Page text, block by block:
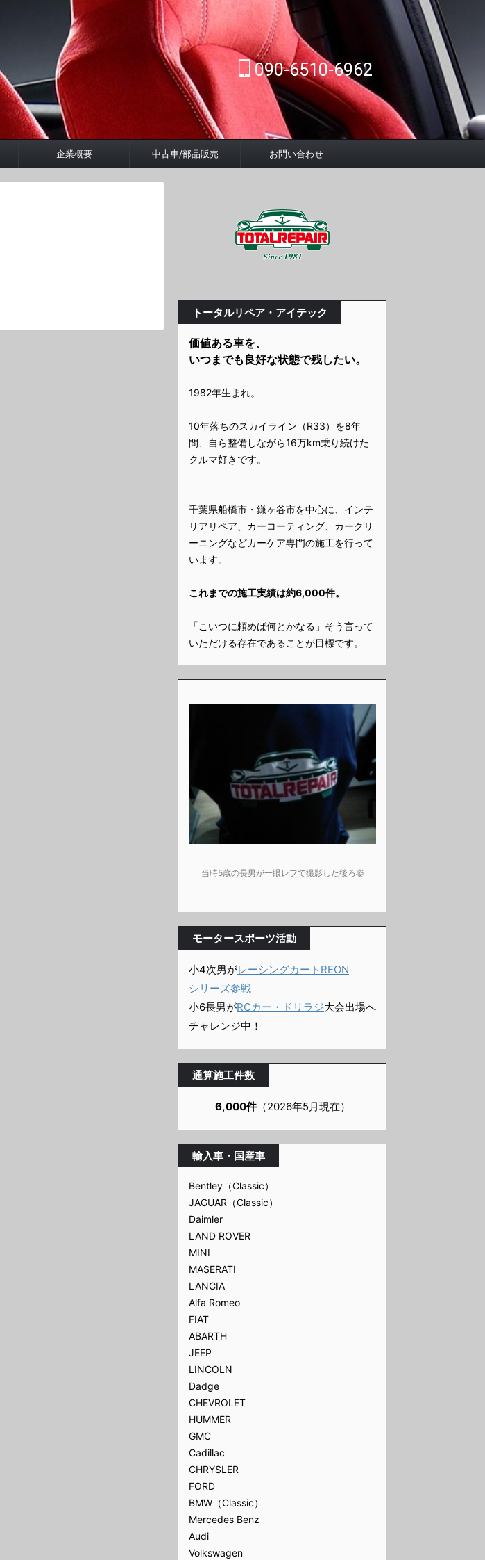
090-6510-6962
企業概要 中古車/部品販売 お問い合わせ
トータルリペア・アイテック
価値ある車を、
いつまでも良好な状態で残したい。
1982年生まれ。
10年落ちのスカイライン（R33）を8年
間、自ら整備しながら16万km乗り続けた
クルマ好きです。
千葉県船橋市・鎌ヶ谷市を中心に、インテ
リアリペア、カーコーティング、カークリ
ーニングなどカーケア専門の施工を行って
います。
これまでの施工実績は約6,000件。
「こいつに頼めば何とかなる」そう言って
いただける存在であることが目標です。
当時5歳の長男が一眼レフで撮影した後ろ姿
モータースポーツ活動
小4次男がレーシングカートREON
シリーズ参戦
小6長男がRCカー・ドリラジ大会出場へ
チャレンジ中！
通算施工件数
6,000件（2026年5月現在）
輸入車・国産車
Bentley（Classic）
JAGUAR（Classic）
Daimler
LAND ROVER
MINI
MASERATI
LANCIA
Alfa Romeo
FIAT
ABARTH
JEEP
LINCOLN
Dadge
CHEVROLET
HUMMER
GMC
Cadillac
CHRYSLER
FORD
BMW（Classic）
Mercedes Benz
Audi
Volkswagen